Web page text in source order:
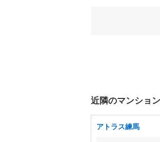
近隣のマンショ
アトラス練馬